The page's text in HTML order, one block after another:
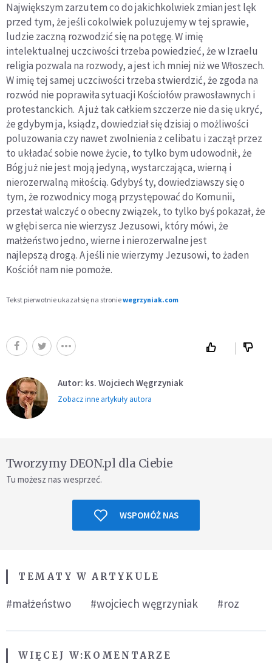
Największym zarzutem co do jakichkolwiek zmian jest lęk
przed tym, że jeśli cokolwiek poluzujemy w tej sprawie,
ludzie zaczną rozwodzić się na potęgę. W imię
intelektualnej uczciwości trzeba powiedzieć, że w Izraelu
religia pozwala na rozwody, a jest ich mniej niż we Włoszech.
W imię tej samej uczciwości trzeba stwierdzić, że zgoda na
rozwód nie poprawiła sytuacji Kościołów prawosławnych i
protestanckich. A już tak całkiem szczerze nie da się ukryć,
że gdybym ja, ksiądz, dowiedział się dzisiaj o możliwości
poluzowania czy nawet zwolnienia z celibatu i zaczął przez
to układać sobie nowe życie, to tylko bym udowodnił, że
Bóg już nie jest moją jedyną, wystarczająca, wierną i
nierozerwalną miłością. Gdybyś ty, dowiedziawszy się o
tym, że rozwodnicy mogą przystępować do Komunii,
przestał walczyć o obecny związek, to tylko byś pokazał, że
w głębi serca nie wierzysz Jezusowi, który mówi, że
małżeństwo jedno, wierne i nierozerwalne jest
najlepszą drogą. A jeśli nie wierzymy Jezusowi, to żaden
Kościół nam nie pomoże.
Tekst pierwotnie ukazał się na stroniewegrzyniak.com
Autor: ks. Wojciech Węgrzyniak
Zobacz inne artykuły autora
Tworzymy DEON.pl dla Ciebie
Tu możesz nas wesprzeć.
WSPOMÓŻ NAS
TEMATY W ARTYKULE
#małżeństwo #wojciech węgrzyniak #roz
WIĘCEJ W:KOMENTARZE